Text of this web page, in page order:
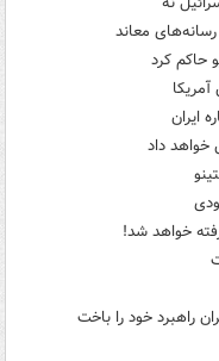
معاند
حاکم کرد
ایران
خواهد داد
خواهد شد!
راهبرد خود را باخت